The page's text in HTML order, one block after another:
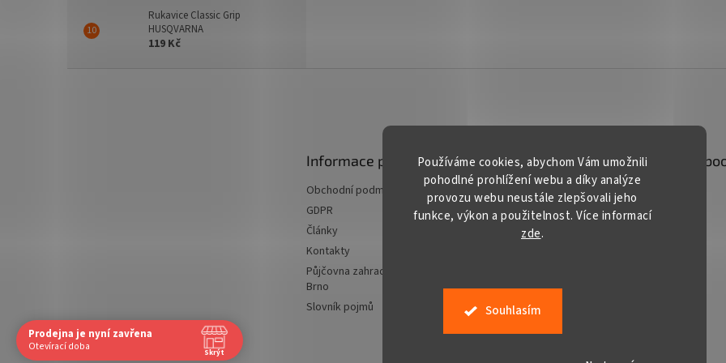
Používáme cookies, abychom Vám umožnili
pohodlné prohlížení webu a díky analýze
provozu webu neustále zlepšovali jeho
funkce, výkon a použitelnost. Více informací
zde.
Souhlasím
Rukavice Classic Grip
HUSQVARNA
119 Kč
Informace pro vás
Obchodní podmínky
GDPR
Články
Kontakty
Půjčovna zahradní techniky
Brno
Slovník pojmů
Kontakt
prodej@ gardentech.cz
+420 548 531 294
+420 777 228 328
Prodejna je nyní zavřena
Otevírací doba Skrýt
Navštivte nás osobně